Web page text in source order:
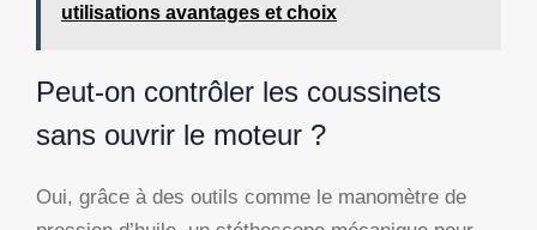
utilisations avantages et choix
Peut-on contrôler les coussinets
sans ouvrir le moteur ?
Oui, grâce à des outils comme le manomètre de